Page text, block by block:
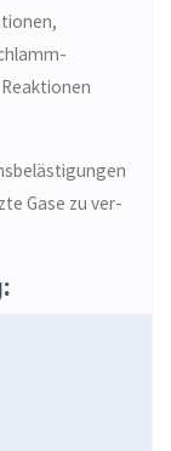
Gase zu ver­